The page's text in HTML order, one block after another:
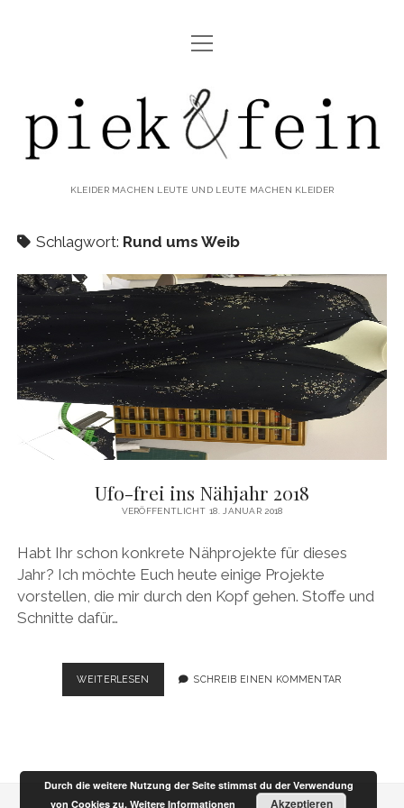
ABOUT
IMPRESSUM & DATENSCHUTZ
Menü
öffnen
piek&fein
KLEIDER MACHEN LEUTE UND LEUTE MACHEN KLEIDER
Schlagwort: Rund ums Weib
Ufo-frei ins Nähjahr 2018
VERÖFFENTLICHT 18. JANUAR 2018
Habt Ihr schon konkrete Nähprojekte für dieses
Jahr? Ich möchte Euch heute einige Projekte
vorstellen, die mir durch den Kopf gehen. Stoffe und
Schnitte dafür…
WEITERLESEN
FREI
SCHREIB EINEN KOMMENTAR
Durch die weitere Nutzung der Seite stimmst du der Verwendung
von Cookies zu.Weitere Informationen Akzeptieren